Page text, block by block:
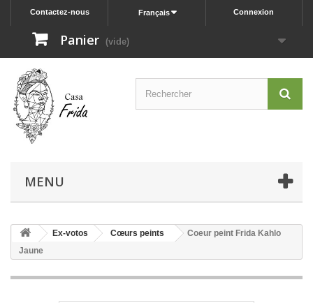
Connexion
Français
Contactez-nous
Panier (vide)
MENU
Ex-votos Cœurs peints
Coeur peint Frida Kahlo
Jaune